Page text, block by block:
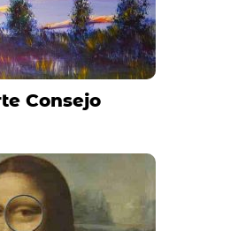
Consejo